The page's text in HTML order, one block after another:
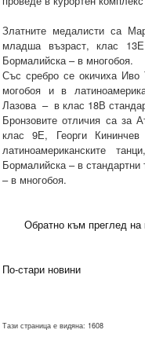
Златните медалисти са
младша възраст, клас
Бормалийска – в многобоя.
Със сребро се окичиха
могобоя и в
Лазова – в клас 18В
Бронзовите отличия са за
клас 9Е, Георги
латиноамериканските
Бормалийска – в
– в многобоя.
Обратно към преглед на
По-стари новини
Тази страница е видяна: 1608